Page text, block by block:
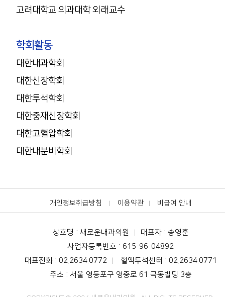
고려대학교 의과대학 외래교수
학회활동
대한내과학회
대한신장학회
대한투석학회
대한중재신장학회
대한고혈압학회
대한내분비학회
개인정보취급방침 | 이용약관 | 비급여 안내
상호명 : 새로운내과의원
대표자 : 송영훈
사업자등록번호 : 615-96-04892
대표전화 : 02.2634.0772
혈액투석센터 : 02.2634.0771
주소 : 서울 영등포구 영중로 61 극동빌딩 3층